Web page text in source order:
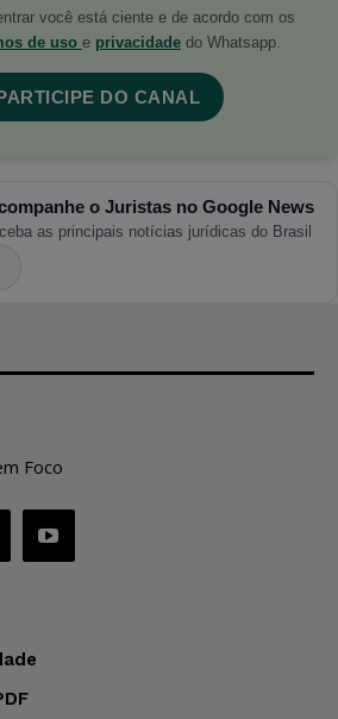
você está ciente e de acordo com os
de uso e privacidade do Whatsapp.
DO CANAL
o Juristas no Google News
as principais notícias jurídicas do Brasil
Foco